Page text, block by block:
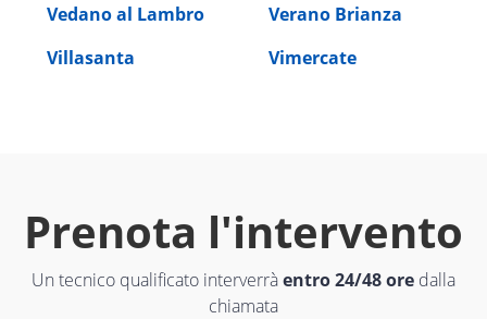
Vedano al Lambro
Verano Brianza
Villasanta
Vimercate
Prenota l'intervento
Un tecnico qualificato interverràentro 24/48 ore dalla
chiamata